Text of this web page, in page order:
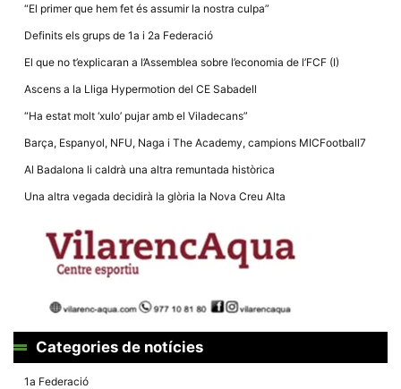
“El primer que hem fet és assumir la nostra culpa”
Definits els grups de 1a i 2a Federació
El que no t’explicaran a l’Assemblea sobre l’economia de l’FCF (I)
Ascens a la Lliga Hypermotion del CE Sabadell
“Ha estat molt ‘xulo’ pujar amb el Viladecans”
Barça, Espanyol, NFU, Naga i The Academy, campions MICFootball7
Al Badalona li caldrà una altra remuntada històrica
Una altra vegada decidirà la glòria la Nova Creu Alta
Categories de notícies
1a Federació
permeten que el
rebutja
cookies
funcionalitats
del lloc web.
interessos i
comportament
mentre
nostre lloc
web
només